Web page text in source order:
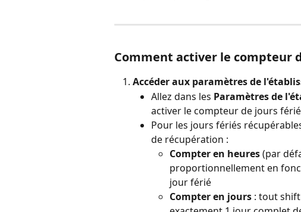
Comment activer le compteur
Accéder aux paramètres de
Allez dans les Paramètres de
activer le compteur de jours
Pour les jours fériés
de récupération :
Compter en heures (par
proportionnellement en
jour férié
Compter en jours : tout